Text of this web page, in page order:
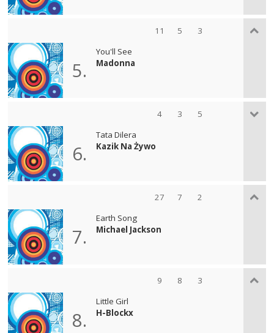
11 5 3
5.
You'll See
Madonna
4 3 5
6.
Tata Dilera
Kazik Na Żywo
27 7 2
7.
Earth Song
Michael Jackson
9 8 3
8.
Little Girl
H-Blockx